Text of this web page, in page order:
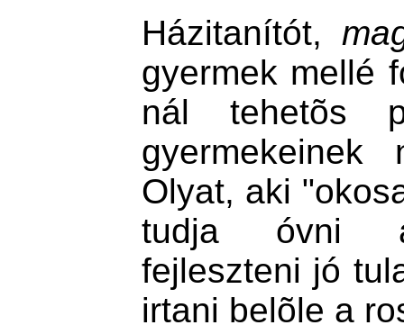
Házitanítót,
gyermek mellé
nál tehetõs
gyermekeinek
Olyat, aki
tudja óvni
fejleszteni jó
irtani belõle a